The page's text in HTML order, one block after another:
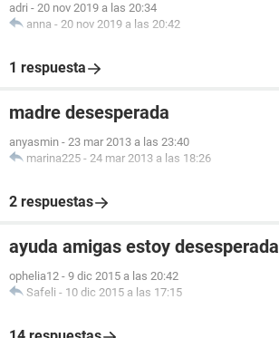
adri - 20 nov 2019 a las 20:34
anna - 20 nov 2019 a las 20:42
1 respuesta
madre desesperada
anyasmin - 23 mar 2013 a las 23:40
marina225 - 24 mar 2013 a las 18:26
2 respuestas
ayuda amigas estoy desesperada
ophelia12 - 9 dic 2015 a las 20:42
Safeli - 10 dic 2015 a las 17:15